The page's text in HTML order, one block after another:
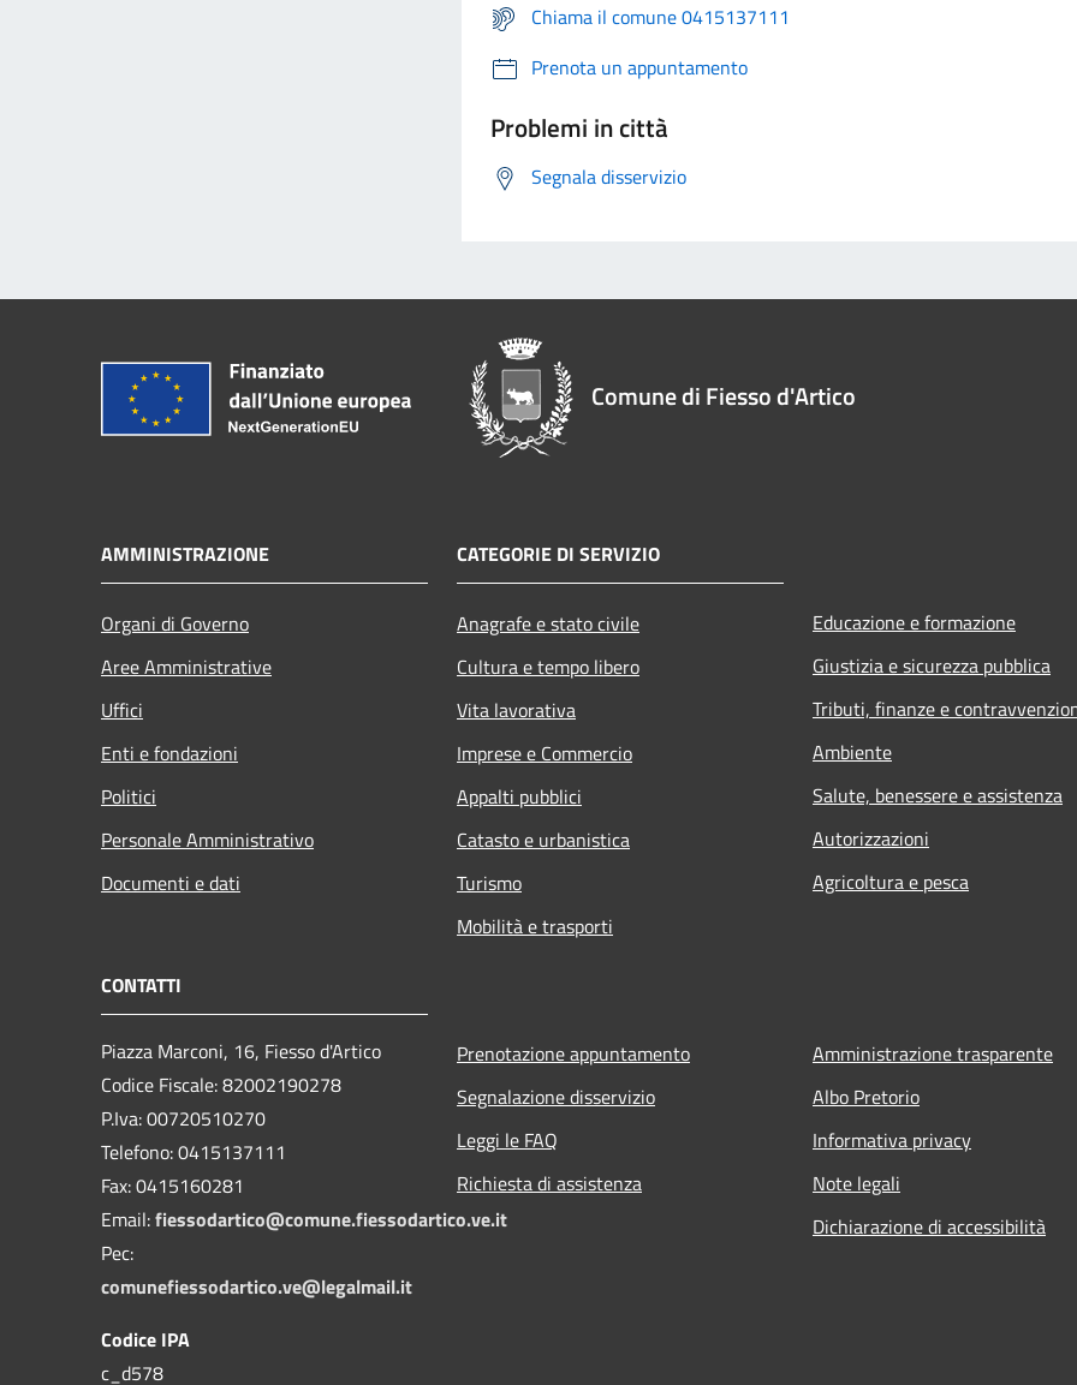
Chiama il comune 0415137111
Prenota un appuntamento
Problemi in città
Segnala disservizio
Comune di Fiesso d'Artico
AMMINISTRAZIONE
Organi di Governo
Aree Amministrative
Uffici
Enti e fondazioni
Politici
Personale Amministrativo
Documenti e dati
CATEGORIE DI SERVIZIO
Anagrafe e stato civile
Cultura e tempo libero
Vita lavorativa
Imprese e Commercio
Appalti pubblici
Catasto e urbanistica
Turismo
Mobilità e trasporti
Educazione e formazione
Giustizia e sicurezza pubblica
Tributi, finanze e
Ambiente
Salute, benessere e assistenza
Autorizzazioni
Agricoltura e pesca
CONTATTI
Piazza Marconi, 16, Fiesso d'Artico
Codice Fiscale: 82002190278
P.Iva: 00720510270
Telefono:0415137111
Fax:0415160281
Email:fiessodartico@comune.fiessodartico.ve.it
Pec:
comunefiessodartico.ve@legalmail.it
Codice IPA
c_d578
Prenotazione appuntamento
Segnalazione disservizio
Leggi le FAQ
Richiesta di assistenza
Amministrazione trasparente
Albo Pretorio
Informativa privacy
Note legali
Dichiarazione di accessibilità